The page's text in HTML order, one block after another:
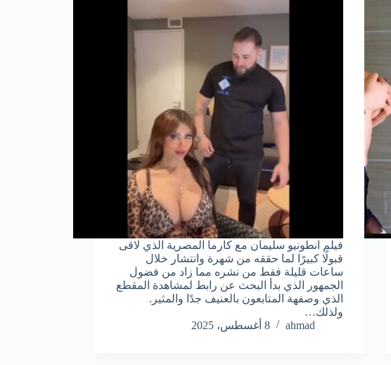
فيلم انطونيو سليمان مع كارما المصرية الذي لاقى
قبولًا كبيرًا لما حققه من شهرة وانتشار خلال
ساعات قليلة فقط من نشره مما زاد من فضول
الجمهور الذي بدأ البحث عن رابط لمشاهدة المقطع
الذي وصفهة المتابعون بالعنيف جدًا والمثير.
ولذلك…
ahmad
8 أغسطس، 2025